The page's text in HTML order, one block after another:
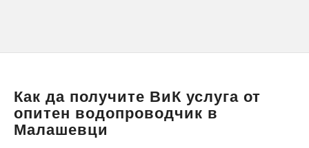
Как да получите ВиК услуга от
опитен водопроводчик в
Малашевци